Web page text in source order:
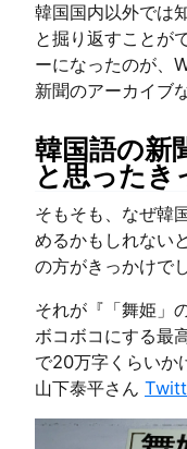
韓国国内以外では
と掘り返すことが
ーになったのが、
新聞のアーカイブ
韓国語の新
と思ったき
そもそも、なぜ韓
めるかもしれない
の方がきっかけでし
それが『「舞姫」
ボコボコにする最
で20万字くらいか
山下泰平さん